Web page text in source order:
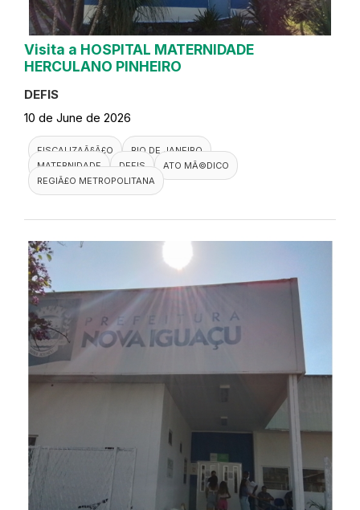
Visita a HOSPITAL MATERNIDADE
HERCULANO PINHEIRO
DEFIS
10 de June de 2026
FISCALIZAÃ§Ã£O
RIO DE JANEIRO
MATERNIDADE
DEFIS
ATO MÃ©DICO
REGIÃ£O METROPOLITANA